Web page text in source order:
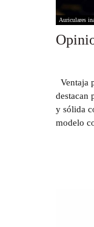
Auriculares
Ventaja
destacan
y sólida
modelo